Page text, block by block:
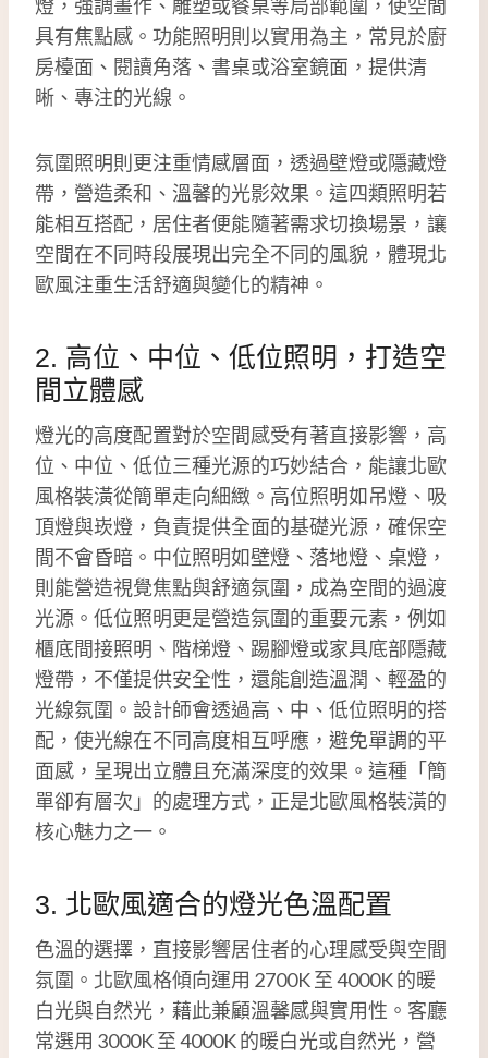
燈，強調畫作、雕塑或餐桌等局部範圍，使空間
具有焦點感。功能照明則以實用為主，常見於廚
房檯面、閱讀角落、書桌或浴室鏡面，提供清
晰、專注的光線。
氛圍照明則更注重情感層面，透過壁燈或隱藏燈
帶，營造柔和、溫馨的光影效果。這四類照明若
能相互搭配，居住者便能隨著需求切換場景，讓
空間在不同時段展現出完全不同的風貌，體現北
歐風注重生活舒適與變化的精神。
2. 高位、中位、低位照明，打造空
間立體感
燈光的高度配置對於空間感受有著直接影響，高
位、中位、低位三種光源的巧妙結合，能讓北歐
風格裝潢從簡單走向細緻。高位照明如吊燈、吸
頂燈與崁燈，負責提供全面的基礎光源，確保空
間不會昏暗。中位照明如壁燈、落地燈、桌燈，
則能營造視覺焦點與舒適氛圍，成為空間的過渡
光源。低位照明更是營造氛圍的重要元素，例如
櫃底間接照明、階梯燈、踢腳燈或家具底部隱藏
燈帶，不僅提供安全性，還能創造溫潤、輕盈的
光線氛圍。設計師會透過高、中、低位照明的搭
配，使光線在不同高度相互呼應，避免單調的平
面感，呈現出立體且充滿深度的效果。這種「簡
單卻有層次」的處理方式，正是北歐風格裝潢的
核心魅力之一。
3. 北歐風適合的燈光色溫配置
色溫的選擇，直接影響居住者的心理感受與空間
氛圍。北歐風格傾向運用 2700K 至 4000K 的暖
白光與自然光，藉此兼顧溫馨感與實用性。客廳
常選用 3000K 至 4000K 的暖白光或自然光，營